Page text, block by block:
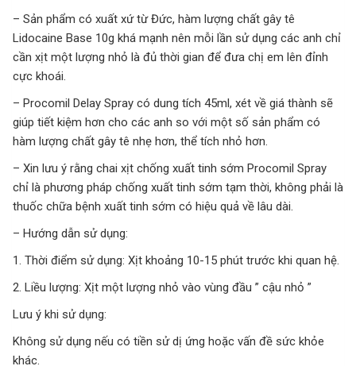
– Sản phẩm có xuất xứ từ Đức, hàm lượng chất gây tê
Lidocaine Base 10g khá mạnh nên mỗi lần sử dụng các anh chỉ
cần xịt một lượng nhỏ là đủ thời gian để đưa chị em lên đỉnh
cực khoái.
– Procomil Delay Spray có dung tích 45ml, xét về giá thành sẽ
giúp tiết kiệm hơn cho các anh so với một số sản phẩm có
hàm lượng chất gây tê nhẹ hơn, thể tích nhỏ hơn.
– Xin lưu ý rằng chai xịt chống xuất tinh sớm Procomil Spray
chỉ là phương pháp chống xuất tinh sớm tạm thời, không phải là
thuốc chữa bệnh xuất tinh sớm có hiệu quả về lâu dài.
– Hướng dẫn sử dụng:
1. Thời điểm sử dụng: Xịt khoảng 10-15 phút trước khi quan hệ.
2. Liều lượng: Xịt một lượng nhỏ vào vùng đầu ” cậu nhỏ ”
Lưu ý khi sử dụng:
Không sử dụng nếu có tiền sử dị ứng hoặc vấn đề sức khỏe
khác.